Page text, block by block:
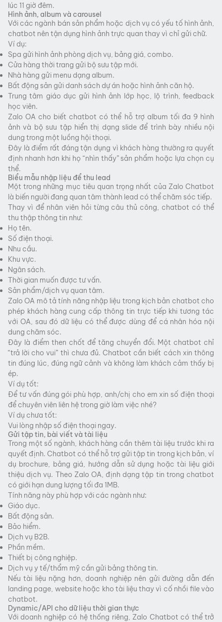
lúc 11 giờ đêm.
Hình ảnh, album và carousel
Với các ngành bán sản phẩm hoặc dịch vụ có yếu tố hình ảnh,
chatbot nên tận dụng hình ảnh trực quan thay vì chỉ gửi chữ.
Ví dụ:
Spa gửi hình ảnh phòng dịch vụ, bảng giá, combo.
Cửa hàng thời trang gửi bộ sưu tập mới.
Nhà hàng gửi menu dạng album.
Bất động sản gửi danh sách dự án hoặc hình ảnh căn hộ.
Trung tâm giáo dục gửi hình ảnh lớp học, lộ trình, feedback
học viên.
Zalo OA cho biết chatbot có thể hỗ trợ album tối đa 9 hình
ảnh và bộ sưu tập hiển thị dạng slide để trình bày nhiều nội
dung trong một luồng hội thoại.
Đây là điểm rất đáng tận dụng vì khách hàng thường ra quyết
định nhanh hơn khi họ “nhìn thấy” sản phẩm hoặc lựa chọn cụ
thể.
Biểu mẫu nhập liệu để thu lead
Một trong những mục tiêu quan trọng nhất của Zalo Chatbot
là biến người đang quan tâm thành lead có thể chăm sóc tiếp.
Thay vì để nhân viên hỏi từng câu thủ công, chatbot có thể
thu thập thông tin như:
Họ tên.
Số điện thoại.
Nhu cầu.
Khu vực.
Ngân sách.
Thời gian muốn được tư vấn.
Sản phẩm/dịch vụ quan tâm.
Zalo OA mô tả tính năng nhập liệu trong kịch bản chatbot cho
phép khách hàng cung cấp thông tin trực tiếp khi tương tác
với OA, sau đó dữ liệu có thể được dùng để cá nhân hóa nội
dung chăm sóc.
Đây là điểm then chốt để tăng chuyển đổi. Một chatbot chỉ
“trả lời cho vui” thì chưa đủ. Chatbot cần biết cách xin thông
tin đúng lúc, đúng ngữ cảnh và không làm khách cảm thấy bị
ép.
Ví dụ tốt:
Để tư vấn đúng gói phù hợp, anh/chị cho em xin số điện thoại
để chuyên viên liên hệ trong giờ làm việc nhé?
Ví dụ chưa tốt:
Vui lòng nhập số điện thoại ngay.
Gửi tập tin, bài viết và tài liệu
Trong một số ngành, khách hàng cần thêm tài liệu trước khi ra
quyết định. Chatbot có thể hỗ trợ gửi tập tin trong kịch bản, ví
dụ brochure, bảng giá, hướng dẫn sử dụng hoặc tài liệu giới
thiệu dịch vụ. Theo Zalo OA, định dạng tập tin trong chatbot
có giới hạn dung lượng tối đa 1MB.
Tính năng này phù hợp với các ngành như:
Giáo dục.
Bất động sản.
Bảo hiểm.
Dịch vụ B2B.
Phần mềm.
Thiết bị công nghiệp.
Dịch vụ y tế/thẩm mỹ cần gửi bảng thông tin.
Nếu tài liệu nặng hơn, doanh nghiệp nên gửi đường dẫn đến
landing page, website hoặc kho tài liệu thay vì cố nhồi file vào
chatbot.
Dynamic/API cho dữ liệu thời gian thực
Với doanh nghiệp có hệ thống riêng, Zalo Chatbot có thể trở